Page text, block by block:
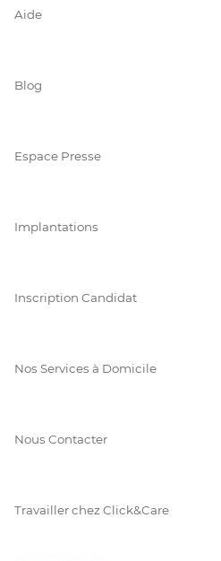
Aide
Blog
Espace Presse
Implantations
Inscription Candidat
Nos Services à Domicile
Nous Contacter
Travailler chez Click&Care